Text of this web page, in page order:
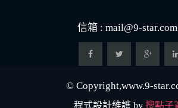
信箱 : mail@9-
© Copyright,www.9-
程式設計維護 by 搜點子